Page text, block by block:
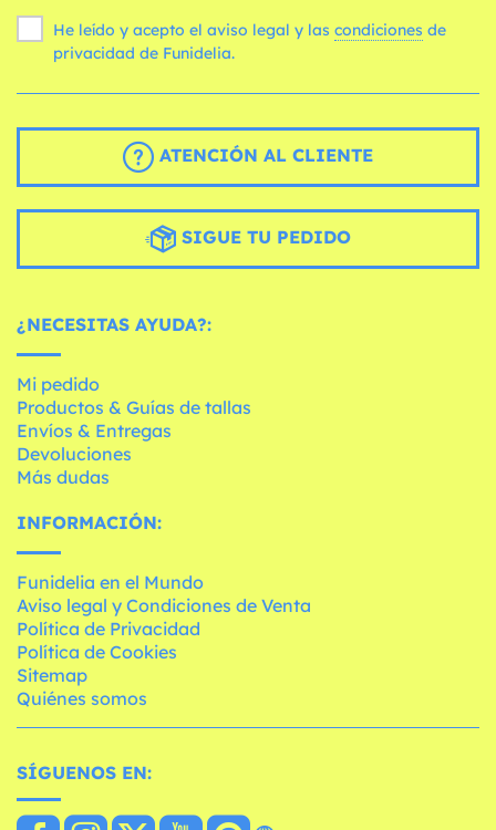
He leído y acepto el aviso legal y las condiciones
privacidad de Funidelia.
ATENCIÓN AL CLIENTE
SIGUE TU PEDIDO
¿NECESITAS AYUDA?:
Mi pedido
Productos & Guías de tallas
Envíos & Entregas
Devoluciones
Más dudas
INFORMACIÓN:
Funidelia en el Mundo
Aviso legal y Condiciones de Venta
Política de Privacidad
Política de Cookies
Sitemap
Quiénes somos
SÍGUENOS EN: